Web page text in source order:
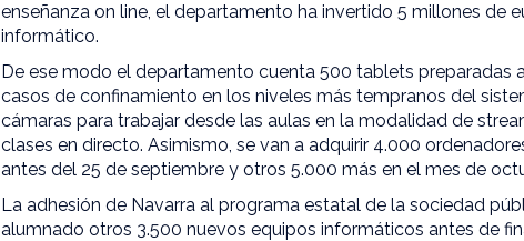
enseñanza on line, el departamento ha invertido 5 millones de
informático.
De ese modo el departamento cuenta 500 tablets preparadas
casos de confinamiento en los niveles más tempranos del
cámaras para trabajar desde las aulas en la modalidad de
clases en directo. Asimismo, se van a adquirir 4.000
antes del 25 de septiembre y otros 5.000 más en el mes de
La adhesión de Navarra al programa estatal de la sociedad
alumnado otros 3.500 nuevos equipos informáticos antes de